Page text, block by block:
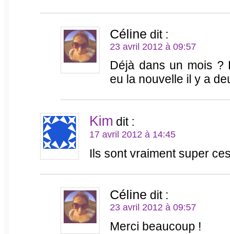
Céline dit :
23 avril 2012 à 09:57
Déjà dans un mois ?
eu la nouvelle il y a
Kim dit :
17 avril 2012 à 14:45
Ils sont vraiment super
Céline dit :
23 avril 2012 à 09:57
Merci beaucoup !